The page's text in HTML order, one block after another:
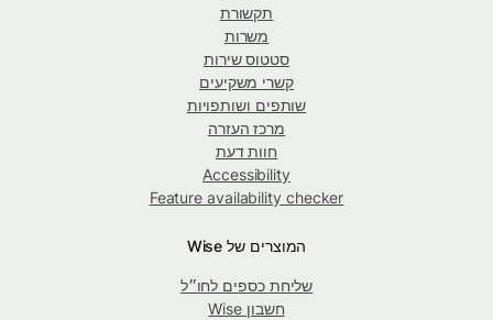
תקשורת
משרות
סטטוס שירות
קשרי משקיעים
שותפים ושותפויות
מרכז העזרה
חוות דעת
Accessibility
Feature availability checker
המוצרים של Wise
שליחת כספים לחו״ל
חשבון Wise